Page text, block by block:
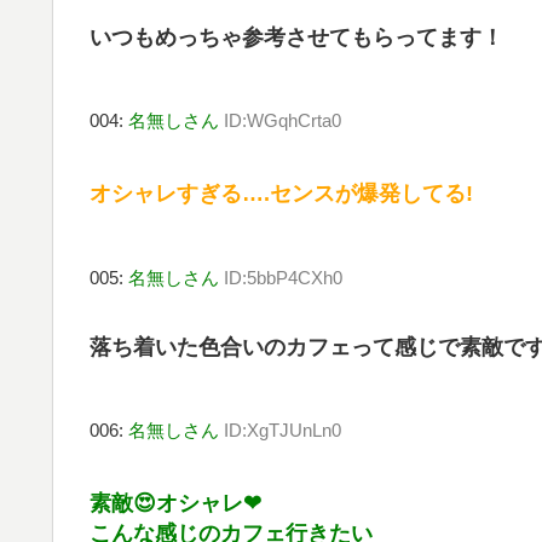
いつもめっちゃ参考させてもらってます！
004: 名無しさん ID:WGqhCrta0
オシャレすぎる….センスが爆発してる!
005: 名無しさん ID:5bbP4CXh0
落ち着いた色合いのカフェって感じで素敵で
006: 名無しさん ID:XgTJUnLn0
素敵😍オシャレ❤
こんな感じのカフェ行きたい